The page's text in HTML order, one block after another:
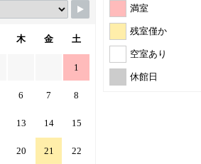
満室
残室僅か
空室あり
休館日
木 金 土
1
6 7 8
13 14 15
20 21 22